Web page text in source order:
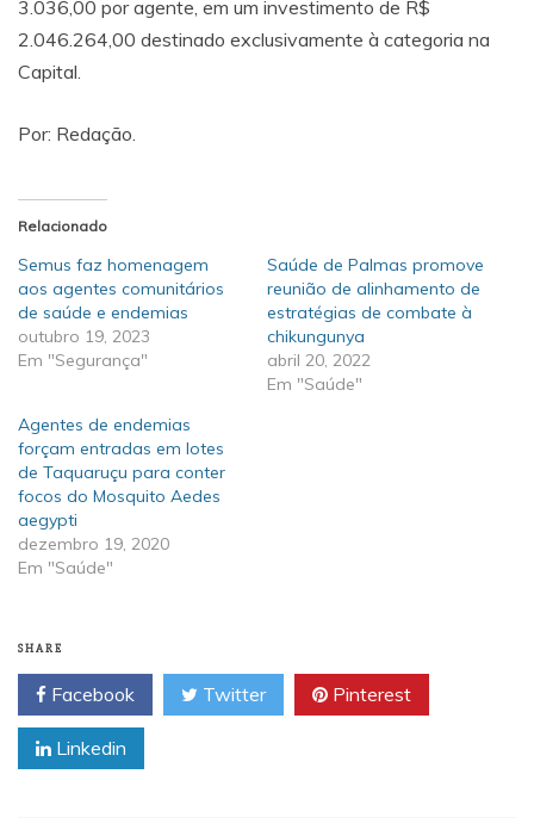
3.036,00 por agente, em um investimento de R$
2.046.264,00 destinado exclusivamente à categoria na
Capital.
Por: Redação.
Relacionado
Semus faz homenagem
aos agentes comunitários
de saúde e endemias
outubro 19, 2023
Em "Segurança"
Saúde de Palmas promove
reunião de alinhamento de
estratégias de combate à
chikungunya
abril 20, 2022
Em "Saúde"
Agentes de endemias
forçam entradas em lotes
de Taquaruçu para conter
focos do Mosquito Aedes
aegypti
dezembro 19, 2020
Em "Saúde"
SHARE
Facebook Twitter Pinterest
Linkedin